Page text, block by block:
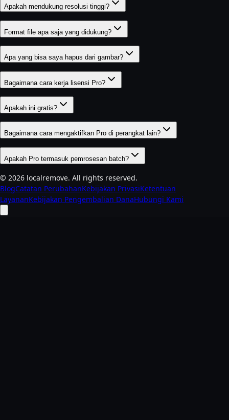
Apakah mendukung resolusi tinggi?
Format file apa saja yang didukung?
Apa yang bisa saya hapus dari gambar?
Bagaimana cara kerja lisensi Pro?
Apakah ini gratis?
Bagaimana cara mengaktifkan Pro di perangkat lain?
Apakah Pro termasuk pemrosesan batch?
© 2026 localremove. All rights reserved.
BlogCatatan PerubahanKebijakan PrivasiKetentuan
LayananKebijakan Pengembalian DanaHubungi Kami